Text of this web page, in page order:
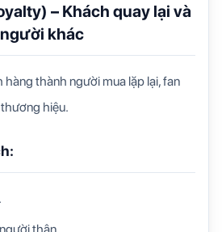
– Khách quay lại và
khác
hàng thành người mua lặp lại, fan
hiệu.
thân.